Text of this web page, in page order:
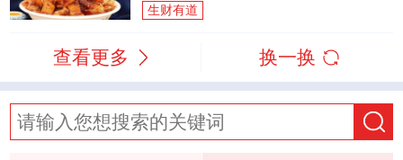
生财有道
查看更多 换一换